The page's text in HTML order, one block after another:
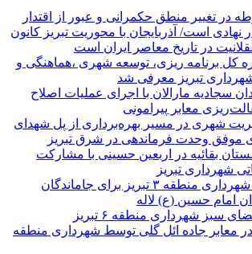
در تغییر منطق حکمرانی و عبور از اقتدار
نهادی است/ آذربایجان با محوریت تبریز کانون
در تاریخ معاصر ایران است
کل برنامه ریزی، توسعه شهری ،هماهنگی و
تبریز معرفی شد
سجادیه مارالان با اجرای عملیات اصلاح
معابر پیرامونی
شهری در مسیر بهره‌برداری از پل شهدای
موفق وحدت فرماندهی در شرق تبریز
بقائیه در اربعین حسینی با مشارکت
شهرداری تبریز
برپایی موکب شهرداری منطقه ۳ تبریز برای جاماندگان
امام حسین (ع) لاله
سبز شهرداری منطقه ۶ تبریز
معابر جاده ائل گلی توسط شهرداری منطقه